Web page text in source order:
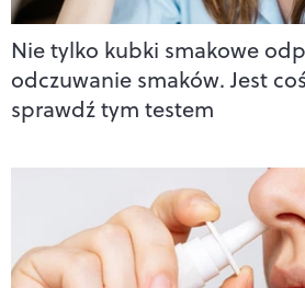
Nie tylko kubki smakowe
odczuwanie smaków. Jest
sprawdź tym testem